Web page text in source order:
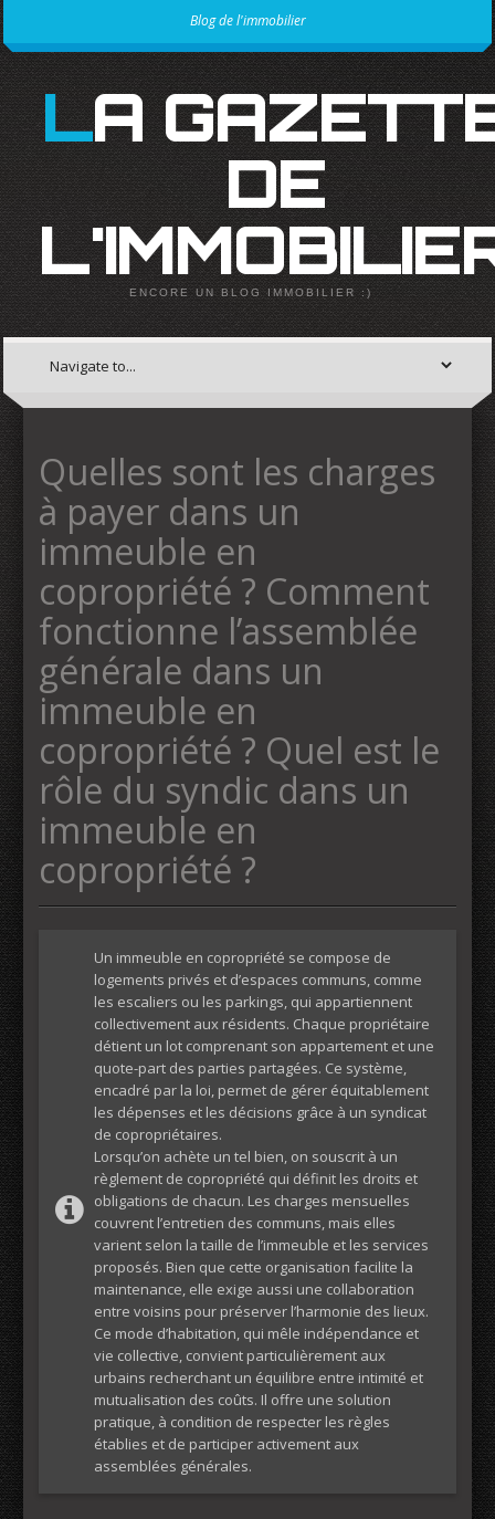
Blog de l'immobilier
LA GAZETTE
DE
ENCORE UN BLOG IMMOBILIER :)
Quelles sont les charges
à payer dans un
immeuble en
copropriété ? Comment
fonctionne l’assemblée
générale dans un
immeuble en
copropriété ? Quel est le
rôle du syndic dans un
immeuble en
copropriété ?
Un immeuble en copropriété se compose de
logements privés et d’espaces communs, comme
les escaliers ou les parkings, qui appartiennent
collectivement aux résidents. Chaque propriétaire
détient un lot comprenant son appartement et une
quote-part des parties partagées. Ce système,
encadré par la loi, permet de gérer équitablement
les dépenses et les décisions grâce à un syndicat
de copropriétaires.
Lorsqu’on achète un tel bien, on souscrit à un
règlement de copropriété qui définit les droits et
obligations de chacun. Les charges mensuelles
couvrent l’entretien des communs, mais elles
varient selon la taille de l’immeuble et les services
proposés. Bien que cette organisation facilite la
maintenance, elle exige aussi une collaboration
entre voisins pour préserver l’harmonie des lieux.
Ce mode d’habitation, qui mêle indépendance et
vie collective, convient particulièrement aux
urbains recherchant un équilibre entre intimité et
mutualisation des coûts. Il offre une solution
pratique, à condition de respecter les règles
établies et de participer activement aux
assemblées générales.